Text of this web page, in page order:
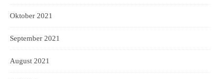
Oktober 2021
September 2021
August 2021